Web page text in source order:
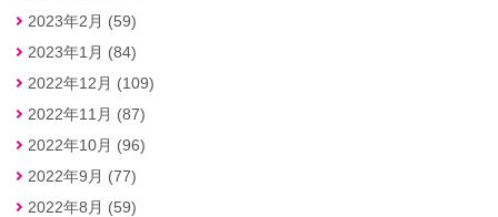
2023年2月 (59)
2023年1月 (84)
2022年12月 (109)
2022年11月 (87)
2022年10月 (96)
2022年9月 (77)
2022年8月 (59)